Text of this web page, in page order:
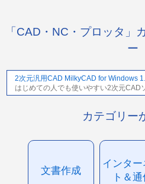
「CAD・NC・プロッタ」
ー
2次元汎用CAD MilkyCAD for Windows
はじめての人でも使いやすい2次元CAD
カテゴリー
文書作成
インター
ト＆